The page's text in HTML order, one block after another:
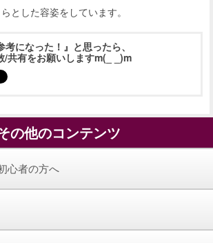
とした容姿をしています。
考になった！』と思ったら、
/共有をお願いしますm(_ _)m
の他のコンテンツ
心者の方へ